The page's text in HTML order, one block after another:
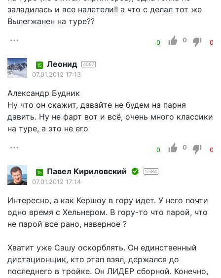
заладилась и все налетели!! а что с делал тот же
Вылегжанен на туре??
0 0 0
15 Леонид 4067
07.01.2012 17:13
Александр Будник
Ну что он скажит, давайте не будем на парня
давить. Ну не фарт вот и всё, очень много классики
на туре, а это не его
0 0 0
15 Павел Кириловский 5584
07.01.2012 17:14
Интересно, а как Кершоу в гору идет. У него почти
одно время с Хельнером. В гору-то что парой, что
не парой все рано, наверное ?
Хватит уже Сашу оскорблять. Он единственный
дистационщик, кто этап взял, держался до
последнего в тройке. Он ЛИДЕР сборной. Конечно,